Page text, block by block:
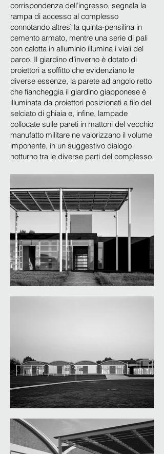
corrispondenza dell’ingresso, segnala la
rampa di accesso al complesso
connotando altresì la quinta-pensilina in
cemento armato, mentre una serie di pali
con calotta in alluminio illumina i viali del
parco. Il giardino d’inverno è dotato di
proiettori a soffitto che evidenziano le
diverse essenze, la parete ad angolo retto
che fiancheggia il giardino giapponese è
illuminata da proiettori posizionati a filo del
selciato di ghiaia e, infine, lampade
collocate sulle pareti in mattoni del vecchio
manufatto militare ne valorizzano il volume
imponente, in un suggestivo dialogo
notturno tra le diverse parti del complesso.